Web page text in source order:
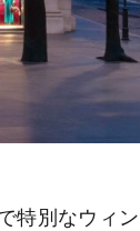
特別なウィン